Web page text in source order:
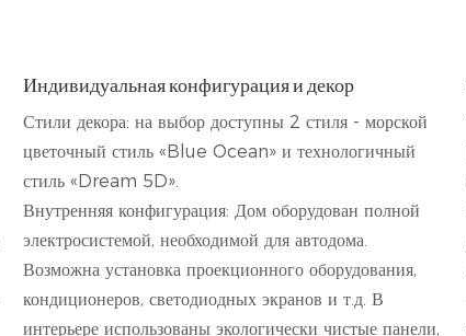
Индивидуальная конфигурация и декор
Стили декора: на выбор доступны 2 стиля - морской
цветочный стиль «Blue Ocean» и технологичный
стиль «Dream 5D».
Внутренняя конфигурация: Дом оборудован полной
электросистемой, необходимой для автодома.
Возможна установка проекционного оборудования,
кондиционеров, светодиодных экранов и т.д. В
интерьере использованы экологически чистые панели,